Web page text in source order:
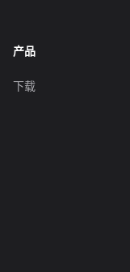
产品
下载